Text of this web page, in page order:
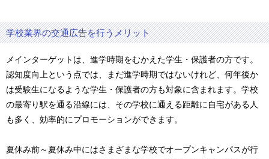
学校業界の交通広告を行うメリット
メインターゲットは、進学時期をむかえた学生・保護者の方です。
認知度向上という点では、まだ進学時期ではないけれど、何年後か
は受験生になるような学生・保護者の方も対象に含まれます。学校
の最寄り駅を通る沿線には、その学校に通える距離に自宅がある人
も多く、効率的にプロモーションができます。
夏休み前～夏休み中にはさまざまな学校でオープンキャンパスが行